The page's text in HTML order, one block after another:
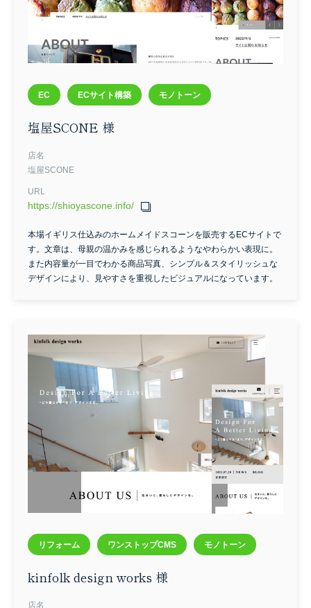
EC ECサイト構築 モノトーン
塩屋SCONE 様
店名
塩屋SCONE
URL
https://shioyascone.info/
本場イギリス仕込みのホームメイドスコーンを販売するECサイトで
す。文章は、母親の温かみを感じられるようなやわらかい表現に。
また内容量が一目でわかる商品写真、シンプル＆スタイリッシュな
デザインにより、見やすさを重視したビジュアルになっています。
リフォーム ワンストップCMS モノトーン
kinfolk design works 様
店名